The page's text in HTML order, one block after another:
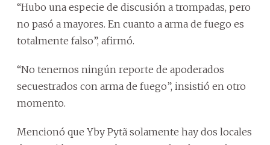
“Hubo una especie de discusión a trompadas, pero
no pasó a mayores. En cuanto a arma de fuego es
totalmente falso”, afirmó.
“No tenemos ningún reporte de apoderados
secuestrados con arma de fuego”, insistió en otro
momento.
Mencionó que Yby Pytã solamente hay dos locales